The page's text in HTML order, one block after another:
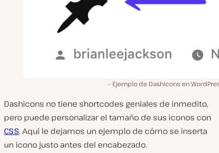
Ejemplo de Dashicons en
Dashicons no tiene shortcodes geniales de inmedito,
pero puede personalizar el tamaño de sus iconos con
CSS. Aquí le dejamos un ejemplo de cómo se inserta
un icono justo antes del encabezado.